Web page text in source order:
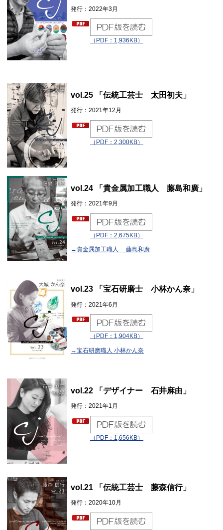
発行：2022年3月
（PDF：1,936KB）
vol.25 「伝統工芸士 太田初夫」
発行：2021年12月
（PDF：2,300KB）
vol.24 「貴金属加工職人 藤島和廣」
発行：2021年9月
（PDF：2,675KB）
→貴金属加工職人 藤島和廣
vol.23 「宝石研磨士 小林かん奈」
発行：2021年6月
（PDF：1,904KB）
→宝石研磨職人 小林かん奈
vol.22 「デザイナー 石井麻由」
発行：2021年1月
（PDF：1,656KB）
vol.21 「伝統工芸士 藤森信行」
発行：2020年10月